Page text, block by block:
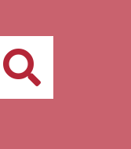
Buscar